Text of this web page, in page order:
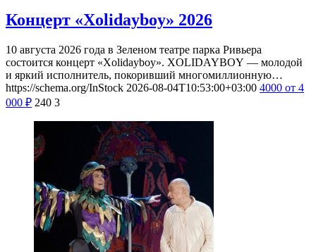
Концерт «Xolidayboy» 2026
10 августа 2026 года в Зеленом театре парка Ривьера
состоится концерт «Xolidayboy». XOLIDAYBOY — молодой
и яркий исполнитель, покоривший многомиллионную…
https://schema.org/InStock 2026-08-04T10:53:00+03:00 4000 от 4
000 ₽ 240 3